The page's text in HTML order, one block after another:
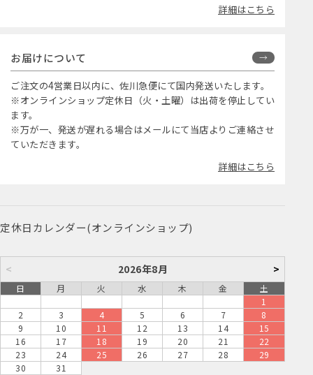
詳細はこちら
お届けについて
ご注文の4営業日以内に、佐川急便にて国内発送いたします。
※オンラインショップ定休日（火・土曜）は出荷を停止してい
ます。
※万が一、発送が遅れる場合はメールにて当店よりご連絡させ
ていただきます。
詳細はこちら
定休日カレンダー(オンラインショップ)
< 2026年8月 >
日 月 火 水 木 金
土
1
2
3 4 5 6 7
8
9
10 11 12 13 14
15
16
17 18 19 20 21
22
23
24 25 26 27 28
29
30
31